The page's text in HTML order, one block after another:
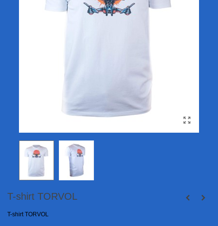
T-shirt TORVOL
T-shirt TORVOL